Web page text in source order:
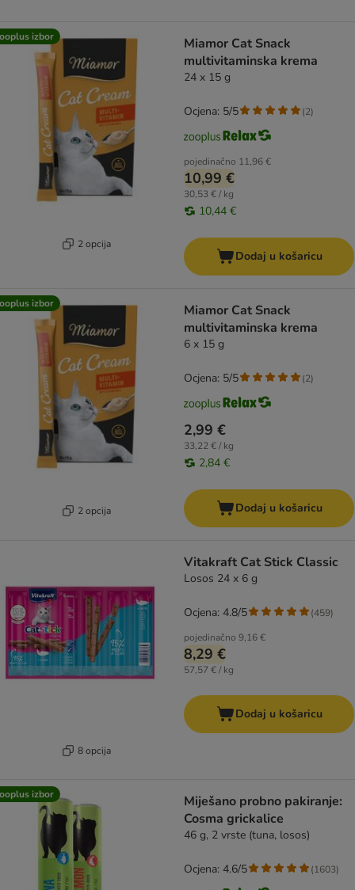
izbor
2 opcija
Miamor Cat Snack
multivitaminska krema
24 x 15 g
pojedinačno 11,96 €
10,99 €
30,53 € / kg
10,44 €
Ocjena: 5/5 (2)
Dodaj u košaricu
izbor
2 opcija
Miamor Cat Snack
multivitaminska krema
6 x 15 g
2,99 €
33,22 € / kg
2,84 €
Ocjena: 5/5 (2)
Dodaj u košaricu
8 opcija
Vitakraft Cat Stick Classic
Losos 24 x 6 g
pojedinačno 9,16 €
8,29 €
57,57 € / kg
Ocjena: 4.8/5 (459)
Dodaj u košaricu
izbor
Miješano probno pakiranje:
Cosma grickalice
46 g, 2 vrste (tuna, losos)
Ocjena: 4.6/5 (1603)